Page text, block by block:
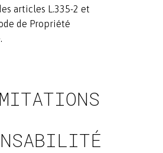
articles L.335-2 et
de Propriété